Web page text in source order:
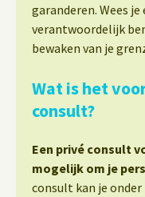
garanderen. Wees
verantwoordelijk
bewaken van je
Wat is het
consult?
Een privé consult
mogelijk om je
consult kan je